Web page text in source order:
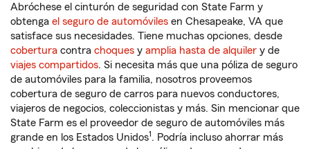
Abróchese el cinturón de seguridad con State Farm y
obtenga el seguro de automóviles en Chesapeake, VA que
satisface sus necesidades. Tiene muchas opciones, desde
cobertura contra choques y amplia hasta de alquiler y de
viajes compartidos. Si necesita más que una póliza de seguro
de automóviles para la familia, nosotros proveemos
cobertura de seguro de carros para nuevos conductores,
viajeros de negocios, coleccionistas y más. Sin mencionar que
State Farm es el proveedor de seguro de automóviles más
grande en los Estados Unidos1. Podría incluso ahorrar más